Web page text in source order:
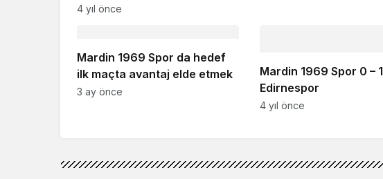
sürdürüyor
4 yıl önce
Mardin 1969 Spor da hedef
ilk maçta avantaj elde etmek
3 ay önce
Mardin 1969 Spor 0 – 1
Edirnespor
4 yıl önce